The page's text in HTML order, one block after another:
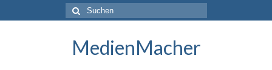
Suche
nach:
MedienMacher